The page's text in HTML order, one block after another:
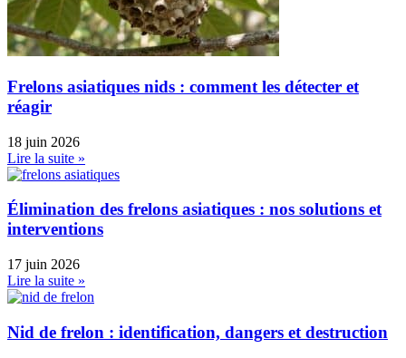
Frelons asiatiques nids : comment les détecter et
réagir
18 juin 2026
Lire la suite »
Élimination des frelons asiatiques : nos solutions et
interventions
17 juin 2026
Lire la suite »
Nid de frelon : identification, dangers et destruction